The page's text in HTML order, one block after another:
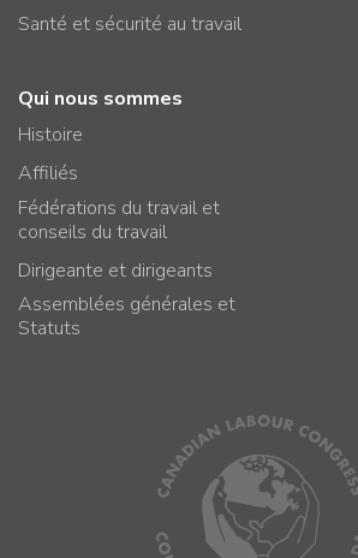
Santé et sécurité au travail
Qui nous sommes
Histoire
Affiliés
Fédérations du travail et
conseils du travail
Dirigeante et dirigeants
Assemblées générales et
Statuts